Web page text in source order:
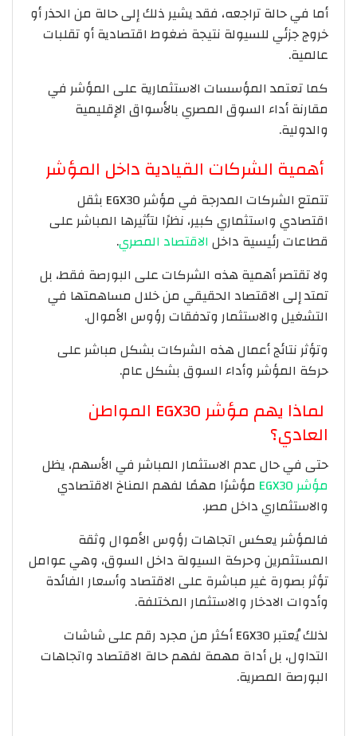
أما في حالة تراجعه، فقد يشير ذلك إلى حالة من الحذر أو
خروج جزئي للسيولة نتيجة ضغوط اقتصادية أو تقلبات
عالمية.
كما تعتمد المؤسسات الاستثمارية على المؤشر في
مقارنة أداء السوق المصري بالأسواق الإقليمية
والدولية.
أهمية الشركات القيادية داخل المؤشر
تتمتع الشركات المدرجة في مؤشر EGX30 بثقل
اقتصادي واستثماري كبير، نظرًا لتأثيرها المباشر على
قطاعات رئيسية داخل الاقتصاد المصري.
ولا تقتصر أهمية هذه الشركات على البورصة فقط، بل
تمتد إلى الاقتصاد الحقيقي من خلال مساهمتها في
التشغيل والاستثمار وتدفقات رؤوس الأموال.
وتؤثر نتائج أعمال هذه الشركات بشكل مباشر على
حركة المؤشر وأداء السوق بشكل عام.
لماذا يهم مؤشر EGX30 المواطن
العادي؟
حتى في حال عدم الاستثمار المباشر في الأسهم، يظل
مؤشر EGX30
مؤشرًا مهمًا لفهم المناخ الاقتصادي
والاستثماري داخل مصر.
فالمؤشر يعكس اتجاهات رؤوس الأموال وثقة
المستثمرين وحركة السيولة داخل السوق، وهي عوامل
تؤثر بصورة غير مباشرة على الاقتصاد وأسعار الفائدة
وأدوات الادخار والاستثمار المختلفة.
لذلك يُعتبر EGX30 أكثر من مجرد رقم على شاشات
التداول، بل أداة مهمة لفهم حالة الاقتصاد واتجاهات
البورصة المصرية.